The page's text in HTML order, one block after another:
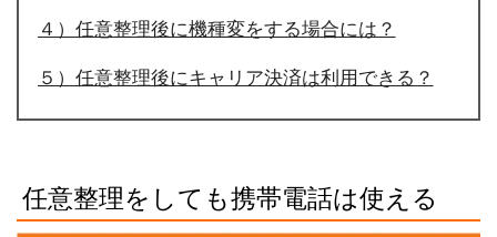
４）任意整理後に機種変をする場合には？
５）任意整理後にキャリア決済は利用できる？
任意整理をしても携帯電話は使える